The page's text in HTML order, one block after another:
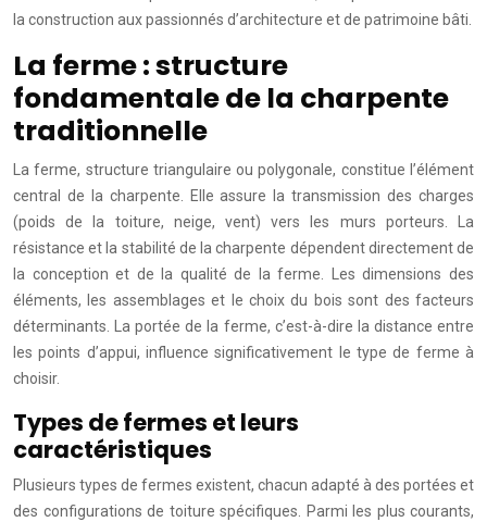
la construction aux passionnés d’architecture et de patrimoine bâti.
La ferme : structure
fondamentale de la charpente
traditionnelle
La ferme, structure triangulaire ou polygonale, constitue l’élément
central de la charpente. Elle assure la transmission des charges
(poids de la toiture, neige, vent) vers les murs porteurs. La
résistance et la stabilité de la charpente dépendent directement de
la conception et de la qualité de la ferme. Les dimensions des
éléments, les assemblages et le choix du bois sont des facteurs
déterminants. La portée de la ferme, c’est-à-dire la distance entre
les points d’appui, influence significativement le type de ferme à
choisir.
Types de fermes et leurs
caractéristiques
Plusieurs types de fermes existent, chacun adapté à des portées et
des configurations de toiture spécifiques. Parmi les plus courants,